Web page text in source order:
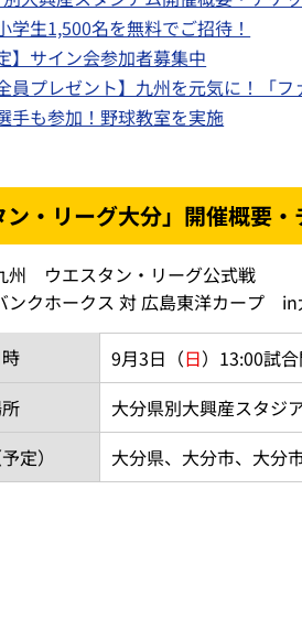
学生1,500名を無料でご招待！
】サイン会参加者募集中
員プレゼント】九州を元気に！「
手も参加！野球教室を実施
ン・リーグ大分」開催概要
州 ウエスタン・リーグ公式戦
ンクホークス 対 広島東洋カープ in
9月3日（日）13:00試
大分県別大興産スタジ
定）
大分県、大分市、大分